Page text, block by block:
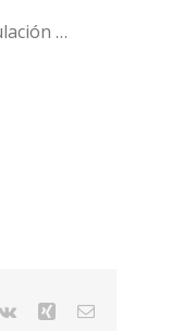
…
Vk Xing Email